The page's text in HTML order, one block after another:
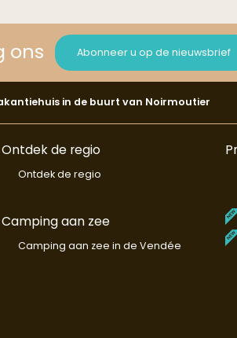
ons Abonneer u op de nieuwsbrief
in de buurt van Noirmoutier
Ontdek de regio
Ontdek de regio
Camping aan zee
Camping aan zee in de Vendée